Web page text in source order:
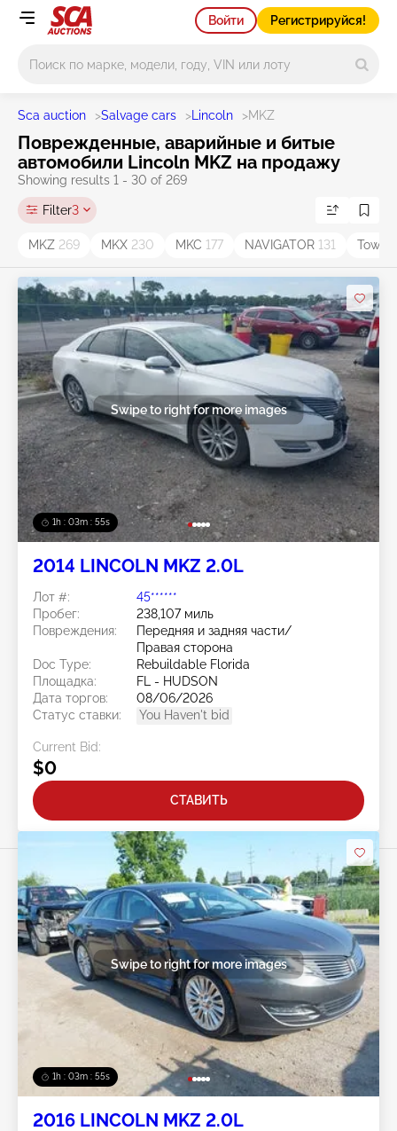
Войти Регистрируйся!
Sca auction >Salvage cars > Lincoln >MKZ
Поврежденные, аварийные и битые
автомобили Lincoln MKZ на продажу
Showing results 1 - 30 of 269
Filter3
MKZ 269 MKX 230 MKC 177 NAVIGATOR 131 Town
1h : 03m : 52s
Swipe to right for more images
2014 LINCOLN MKZ 2.0L
Лот #:
45******
Пробег:
238,107 миль
Повреждения:
Передняя и задняя части/
Правая сторона
Doc Type:
Rebuildable Florida
Площадка:
FL - HUDSON
Дата торгов:
08/06/2026
Статус ставки:
You Haven't bid
Current Bid:
$0
СТАВИТЬ
1h : 03m : 52s
Swipe to right for more images
2016 LINCOLN MKZ 2.0L